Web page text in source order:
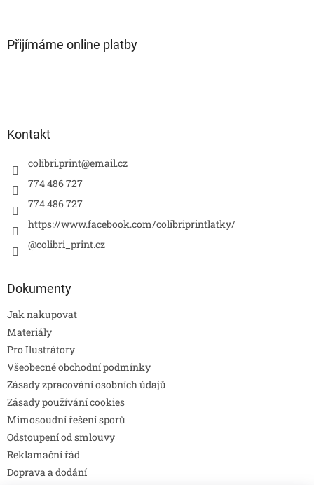
Přijímáme online platby
Kontakt
colibri.print@email.cz
774 486 727
774 486 727
https://www.facebook.com/colibriprintlatky/
@colibri_print.cz
Dokumenty
Jak nakupovat
Materiály
Pro Ilustrátory
Všeobecné obchodní podmínky
Zásady zpracování osobních údajů
Zásady používání cookies
Mimosoudní řešení sporů
Odstoupení od smlouvy
Reklamační řád
Doprava a dodání